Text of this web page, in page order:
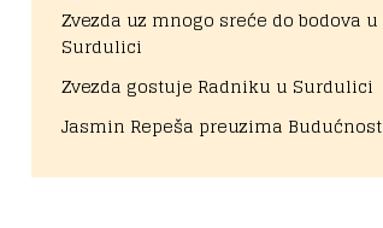
Zvezda uz mnogo sreće do bodova u
Surdulici
Zvezda gostuje Radniku u Surdulici
Jasmin Repeša preuzima Budućnost